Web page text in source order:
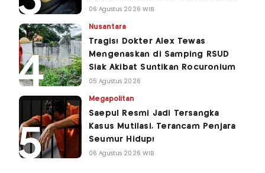
06 Agustus 2026 WIB
Nusantara
Tragis! Dokter Alex Tewas
Mengenaskan di Samping RSUD
Siak Akibat Suntikan Rocuronium
05 Agustus 2026
Megapolitan
Saepul Resmi Jadi Tersangka
Kasus Mutilasi, Terancam Penjara
Seumur Hidup!
06 Agustus 2026 WIB